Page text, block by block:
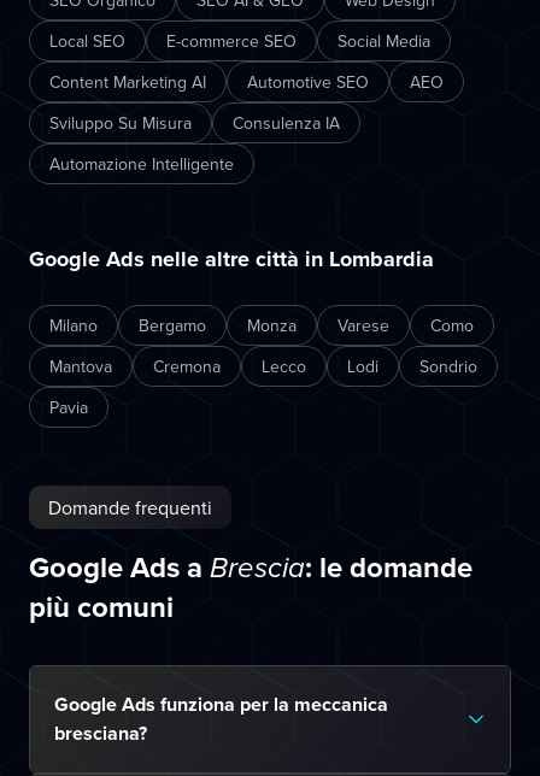
Local SEO
E-commerce SEO
Social Media
Content Marketing AI
Automotive SEO
AEO
Sviluppo Su Misura
Consulenza IA
Automazione Intelligente
Google Ads nelle altre città in Lombardia
Milano Bergamo Monza Varese
Como
Mantova
Cremona Lecco Lodi
Sondrio
Pavia
Domande frequenti
Google Ads a Brescia: le domande
più comuni
Google Ads funziona per la meccanica
bresciana?